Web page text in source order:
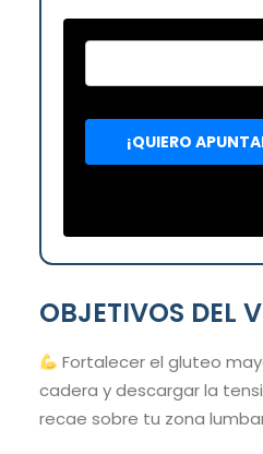
OBJETIVOS DEL
Fortalecer el gluteo
cadera y descargar la
recae sobre tu zona